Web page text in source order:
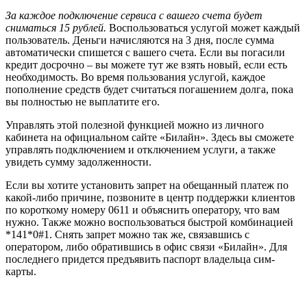
За каждое подключение сервиса с вашего счета будет
сниматься 15 рублей. Воспользоваться услугой может каждый
пользователь. Деньги начисляются на 3 дня, после сумма
автоматически спишется с вашего счета. Если вы погасили
кредит досрочно – вы можете тут же взять новый, если есть
необходимость. Во время пользования услугой, каждое
пополнение средств будет считаться погашением долга, пока
вы полностью не выплатите его.
Управлять этой полезной функцией можно из личного
кабинета на официальном сайте «Билайн». Здесь вы сможете
управлять подключением и отключением услуги, а также
увидеть сумму задолженности.
Если вы хотите установить запрет на обещанный платеж по
какой-либо причине, позвоните в центр поддержки клиентов
по короткому номеру 0611 и объяснить оператору, что вам
нужно. Также можно воспользоваться быстрой комбинацией
*141*0#1. Снять запрет можно так же, связавшись с
оператором, либо обратившись в офис связи «Билайн». Для
последнего придется предъявить паспорт владельца сим-
карты.